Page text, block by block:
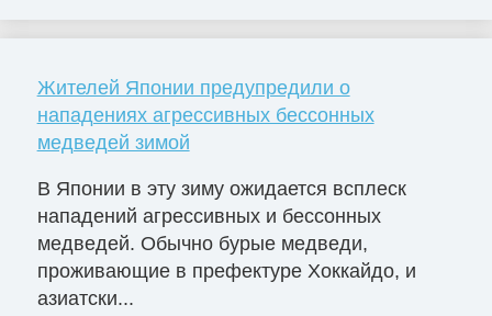
Жителей Японии предупредили о
нападениях агрессивных бессонных
медведей зимой
В Японии в эту зиму ожидается всплеск
нападений агрессивных и бессонных
медведей. Обычно бурые медведи,
проживающие в префектуре Хоккайдо, и
азиатски...